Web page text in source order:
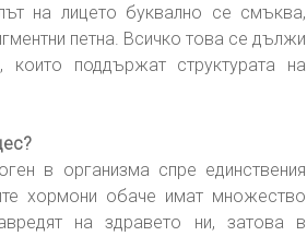
на лицето буквално се смъква,
петна. Всичко това се дължи
които поддържат структурата на
в организма спре единствения
хормони обаче имат множество
на здравето ни, затова в